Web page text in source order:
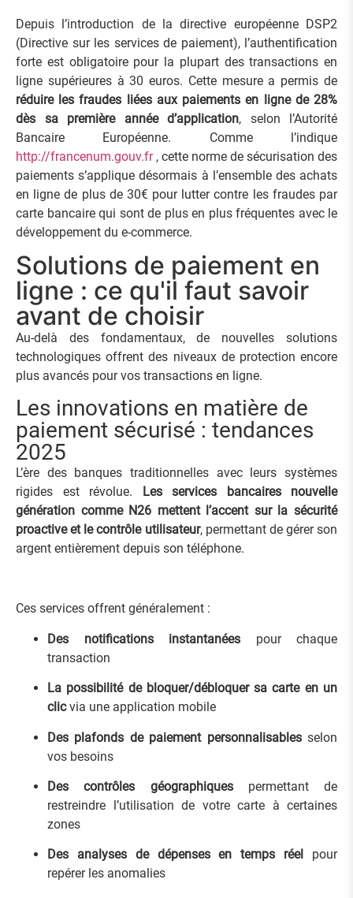
Depuis l’introduction de la directive européenne DSP2
(Directive sur les services de paiement), l’authentification
forte est obligatoire pour la plupart des transactions en
ligne supérieures à 30 euros. Cette mesure a permis de
réduire les fraudes liées aux paiements en ligne de 28%
dès sa première année d’application, selon l’Autorité
Bancaire Européenne. Comme l’indique
http://francenum.gouv.fr, cette norme de sécurisation des
paiements s’applique désormais à l’ensemble des achats
en ligne de plus de 30€ pour lutter contre les fraudes par
carte bancaire qui sont de plus en plus fréquentes avec le
développement du e-commerce.
Solutions de paiement en
ligne : ce qu'il faut savoir
avant de choisir
Au-delà des fondamentaux, de nouvelles solutions
technologiques offrent des niveaux de protection encore
plus avancés pour vos transactions en ligne.
Les innovations en matière de
paiement sécurisé : tendances
2025
L’ère des banques traditionnelles avec leurs systèmes
rigides est révolue. Les services bancaires nouvelle
génération comme N26 mettent l’accent sur la sécurité
proactive et le contrôle utilisateur, permettant de gérer son
argent entièrement depuis son téléphone.
Ces services offrent généralement :
Des notifications instantanées pour chaque
transaction
La possibilité de bloquer/débloquer sa carte en un
clicvia une application mobile
Des plafonds de paiement personnalisablesselon
vos besoins
Des contrôles géographiquespermettant de
restreindre l’utilisation de votre carte à certaines
zones
Des analyses de dépenses en temps réel
pour
repérer les anomalies